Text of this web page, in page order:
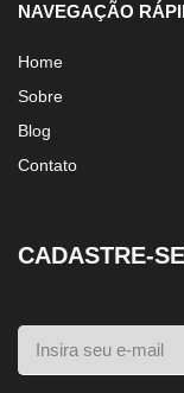
NAVEGAÇÃO
Home
Sobre
Blog
Contato
CADASTRE-